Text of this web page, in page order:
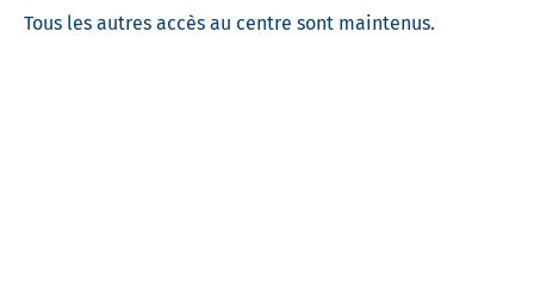
Tous les autres accès au centre sont maintenus.